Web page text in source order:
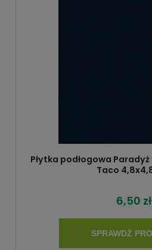
Płytka podłogowa
Taco
6,50 zł
SPRAWDŹ